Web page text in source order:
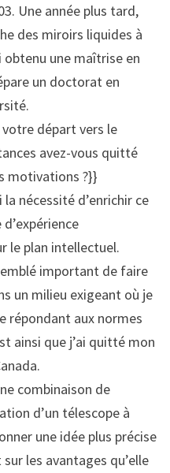
Une année plus tard,
des miroirs liquides à
obtenu une maîtrise en
un doctorat en
départ vers le
avez-vous quitté
motivations ?}}
nécessité d’enrichir ce
le plan intellectuel.
important de faire
un milieu exigeant où je
répondant aux normes
ainsi que j’ai quitté mon
combinaison de
d’un télescope à
une idée plus précise
les avantages qu’elle